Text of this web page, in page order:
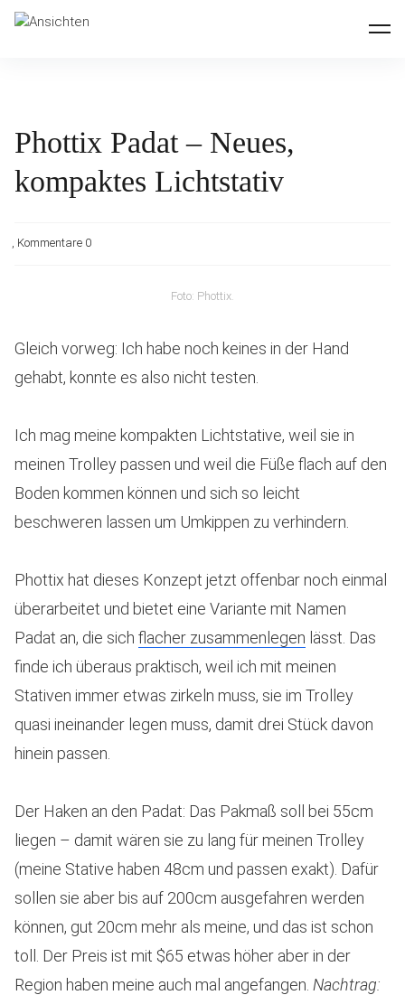
Inhalte
überspringen
Ansichten
Phottix Padat – Neues,
kompaktes Lichtstativ
Kommentare 0
Foto: Phottix.
Gleich vorweg: Ich habe noch keines in der Hand
gehabt, konnte es also nicht testen.
Ich mag meine kompakten Lichtstative, weil sie in
meinen Trolley passen und weil die Füße flach auf den
Boden kommen können und sich so leicht
beschweren lassen um Umkippen zu verhindern.
Phottix hat dieses Konzept jetzt offenbar noch einmal
überarbeitet und bietet eine Variante mit Namen
Padat an, die sich flacher zusammenlegen lässt. Das
finde ich überaus praktisch, weil ich mit meinen
Stativen immer etwas zirkeln muss, sie im Trolley
quasi ineinander legen muss, damit drei Stück davon
hinein passen.
Der Haken an den Padat: Das Pakmaß soll bei 55cm
liegen – damit wären sie zu lang für meinen Trolley
(meine Stative haben 48cm und passen exakt). Dafür
sollen sie aber bis auf 200cm ausgefahren werden
können, gut 20cm mehr als meine, und das ist schon
toll. Der Preis ist mit $65 etwas höher aber in der
Region haben meine auch mal angefangen. Nachtrag: